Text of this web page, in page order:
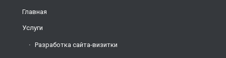
Главная
Услуги
Разработка сайта-визитки